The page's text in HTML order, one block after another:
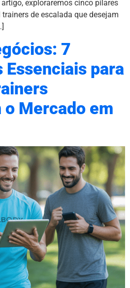
exploraremos cinco pilares
de escalada que desejam
7
Essenciais para
o Mercado em